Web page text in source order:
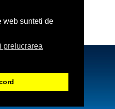
web sunteti de
prelucrarea